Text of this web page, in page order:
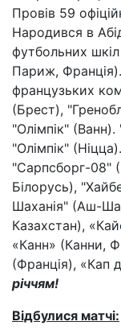
Провів 59
Народився в
футбольних
Париж,
французьких
(Брест),
"Олімпік"
"Олімпік"
"Сарпсборг-08"
Білорусь),
Шаханія" (Аш-
Казахстан),
«Канн» (Канни,
(Франція), «Кап
річчям!
Відбулися матчі: